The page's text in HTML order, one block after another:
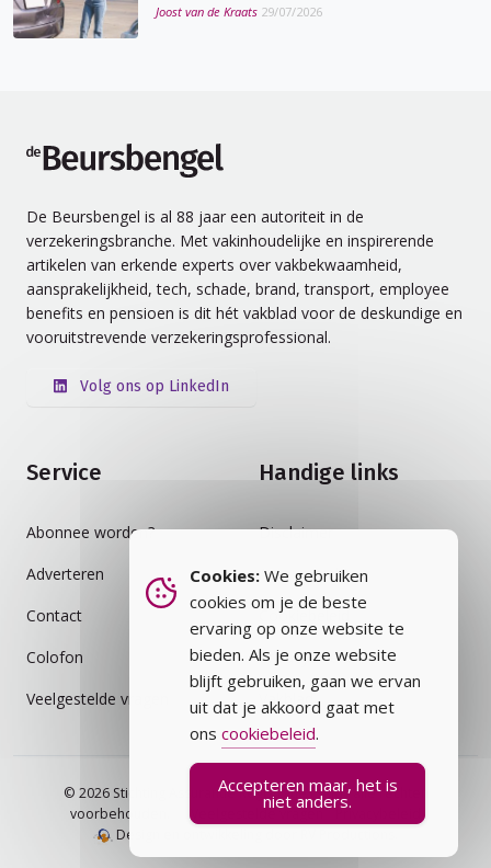
Joost van de Kraats 29/07/2026
De Beursbengel is al 88 jaar een autoriteit in de
verzekeringsbranche. Met vakinhoudelijke en inspirerende
artikelen van erkende experts over vakbekwaamheid,
aansprakelijkheid, tech, schade, brand, transport, employee
benefits en pensioen is dit hét vakblad voor de deskundige en
vooruitstrevende verzekeringsprofessional.
Volg ons op LinkedIn
Service
Abonnee worden?
Adverteren
Contact
Colofon
Veelgestelde vragen
Handige links
Disclaimer
Auteursrecht
Cookiebeleid
Privacybeleid
Vakblad
© 2026 Stichting Assurantie Registratie (SAR) - alle rechten
voorbehouden.
Veelgestelde vragen
Privacybeleid
Design en ontwikkeling door RV Productions.
Cookies: We gebruiken
cookies om je de beste
ervaring op onze website te
bieden. Als je onze website
blijft gebruiken, gaan we ervan
uit dat je akkoord gaat met
ons cookiebeleid.
Accepteren maar, het is
niet anders.